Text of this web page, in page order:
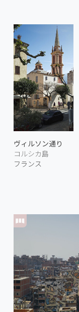
ヴィルソン通り
コルシカ島
フランス